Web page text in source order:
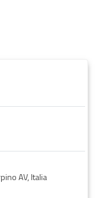
AV, Italia